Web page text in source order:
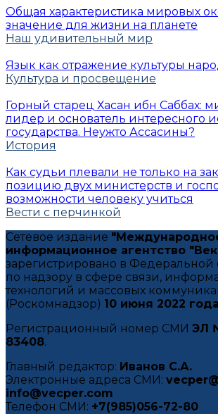
Общая характеристика мировых
значение для жизни на планете
Наш удивительный мир
Язык как отражение культуры
Культура и просвещение
Горный старец Хасан ибн Саббах:
лидер и основатель интересного
государства. Неужто Ассасины?
История
Как судьи плевали не только на
позицию двух министерств и
возможности человеку учиться
Вести с перчинкой
Сетевое издание
информационное агентство
зарегистрировано в Федеральной
по надзору в сфере связи,
технологий и массовых
(Роскомнадзор) 10 июня 2022
Регистрационный номер СМИ ЭЛ
83408.
Главный редактор: Иванов С.А.
Электронные адреса СМИ:
info@vecper.com
Телефон СМИ: +7(985)056-72-80